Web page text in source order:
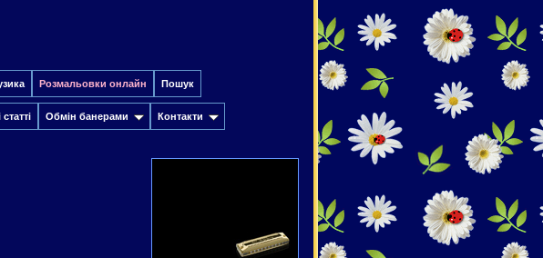
Розмальовки онлайн Пошук
статті Обмін банерами Контакти